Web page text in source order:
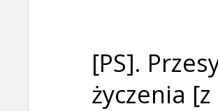
[PS].
życzenia